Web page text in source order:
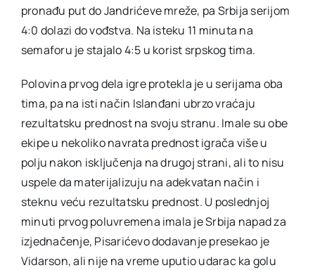
pronađu put do Jandrićeve mreže, pa Srbija serijom
4:0 dolazi do vođstva. Na isteku 11 minuta na
semaforu je stajalo 4:5 u korist srpskog tima.
Polovina prvog dela igre protekla je u serijama oba
tima, pa na isti način Islanđani ubrzo vraćaju
rezultatsku prednost na svoju stranu. Imale su obe
ekipe u nekoliko navrata prednost igrača više u
polju nakon isključenja na drugoj strani, ali to nisu
uspele da materijalizuju na adekvatan način i
steknu veću rezultatsku prednost. U poslednjoj
minuti prvog poluvremena imala je Srbija napad za
izjednačenje, Pisarićevo dodavanje presekao je
Vidarson, ali nije na vreme uputio udarac ka golu